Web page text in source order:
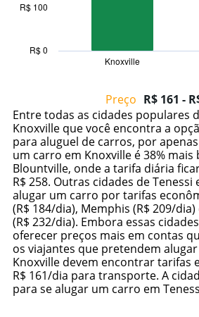
The
Range:
7
categories.
The
chart
has
1
Y
axis
displaying
values.
Range:
0
to
Knoxville
R$ 0
R$ 100
Preço R$ 161 -
Entre todas as cidades populares
Knoxville que você encontra a
para aluguel de carros, por
um carro em Knoxville é 38%
Blountville, onde a tarifa diária
R$ 258. Outras cidades de Tenessi
alugar um carro por tarifas
(R$ 184/dia), Memphis (R$ 209/
(R$ 232/dia). Embora essas
oferecer preços mais em contas
os viajantes que pretendem
Knoxville devem encontrar tarifas
R$ 161/dia para transporte. A
para se alugar um carro em